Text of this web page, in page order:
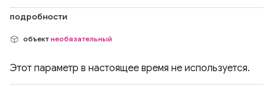
подробности
объект необязательный
Этот параметр в настоящее время не используется.